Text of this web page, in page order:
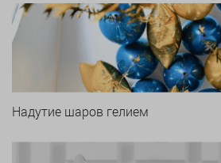
Надутие шаров гелием